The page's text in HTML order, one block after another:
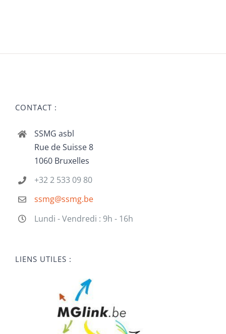
CONTACT :
SSMG asbl
Rue de Suisse 8
1060 Bruxelles
+32 2 533 09 80
ssmg@ssmg.be
Lundi - Vendredi : 9h - 16h
LIENS UTILES :